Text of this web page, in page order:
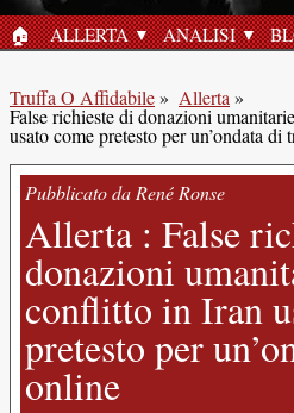
HOME
🏠︎ ALLERTA ANALISI
Truffa O Affidabile» Allerta»
False richieste di donazioni
usato come pretesto per un’ondata di
Pubblicato da René Ronse
Allerta : False
donazioni
conflitto in Iran
pretesto per
online